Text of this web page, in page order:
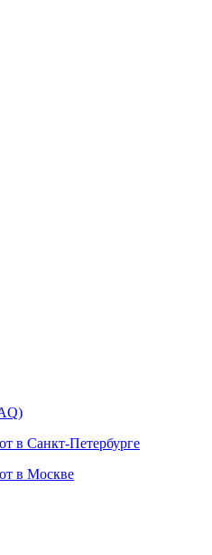
в Санкт-Петербурге
в Москве